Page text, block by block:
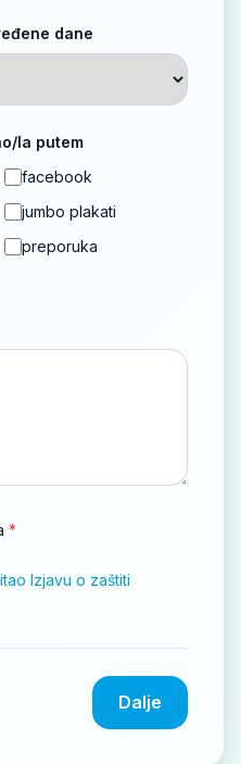
dane
la putem
facebook
jumbo plakati
preporuka
*
Izjavu o zaštiti
Dalje